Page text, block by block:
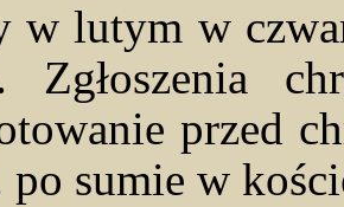
w lutym w
Zgłoszenia
przed
po sumie w